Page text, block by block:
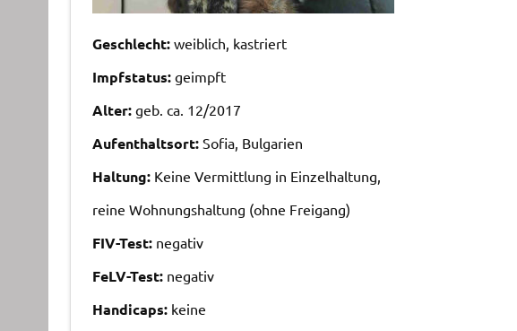
Geschlecht: weiblich, kastriert
Impfstatus:geimpft
Alter: geb. ca. 12/2017
Aufenthaltsort:Sofia, Bulgarien
Haltung: Keine Vermittlung in Einzelhaltung,
reine Wohnungshaltung (ohne Freigang)
FIV-Test:negativ
FeLV-Test:negativ
Handicaps:keine